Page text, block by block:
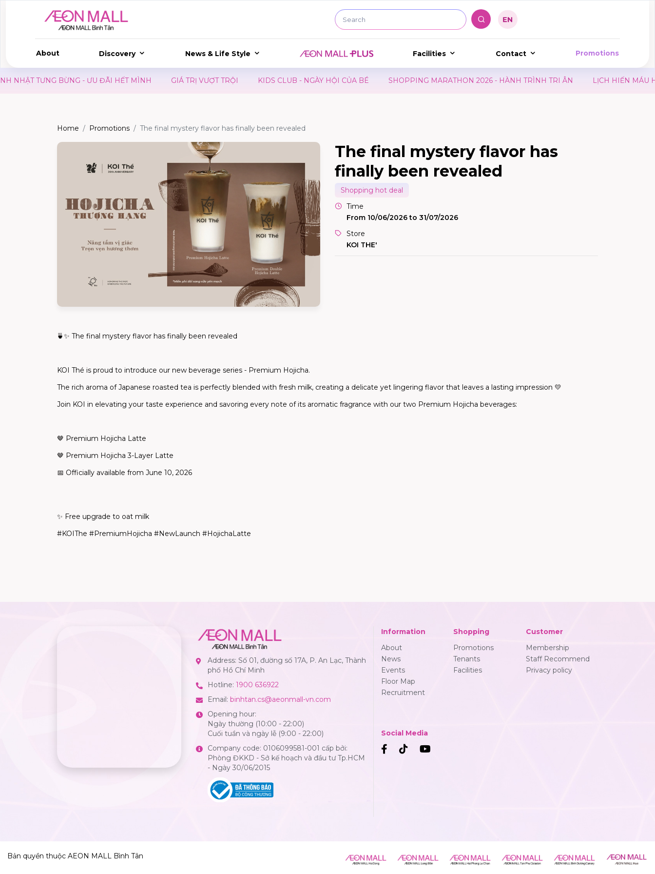
About Discovery News & Life Style Facilities Contact Promotions
TƯNG BỪNG - ƯU ĐÃI HẾT MÌNH GIÁ TRỊ VƯỢT TRỘI KIDS CLUB - NGÀY HỘI CỦA BÉ SHOPPING MARATHON 2026 - HÀNH TRÌNH TRI ÂN LỊCH HIẾN MÁU HÀNG
Home Promotions The final mystery flavor has finally been revealed
The final mystery flavor has
finally been revealed
Shopping hot deal
Time
From 10/06/2026 to 31/07/2026
Store
KOI THE'
🍵✨ The final mystery flavor has finally been revealed
KOI Thé is proud to introduce our new beverage series - Premium Hojicha.
The rich aroma of Japanese roasted tea is perfectly blended with fresh milk, creating a delicate yet lingering flavor that leaves a lasting impression 💛
Join KOI in elevating your taste experience and savoring every note of its aromatic fragrance with our two Premium Hojicha beverages:
🤎 Premium Hojicha Latte
🤎 Premium Hojicha 3-Layer Latte
📅 Officially available from June 10, 2026
✨ Free upgrade to oat milk
#KOIThe #PremiumHojicha #NewLaunch #HojichaLatte
Address: Số 01, đường số 17A, P. An Lạc, Thành
phố Hồ Chí Minh
Hotline: 1900 636922
Email: binhtan.cs@aeonmall-vn.com
Opening hour:
Ngày thường (10:00 - 22:00)
Cuối tuần và ngày lễ (9:00 - 22:00)
Company code: 0106099581-001 cấp bởi:
Phòng ĐKKD - Sở kế hoạch và đầu tư Tp.HCM
- Ngày 30/06/2015
Information
About
News
Events
Floor Map
Recruitment
Shopping
Promotions
Tenants
Facilities
Customer
Membership
Staff Recommend
Privacy policy
Social Media
Bản quyền thuộc AEON MALL Bình Tân